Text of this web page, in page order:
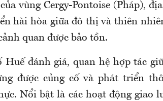
vùng Cergy-Pontoise (Pháp),
hài hòa giữa đô thị và thiên
quan được bảo tồn.
Huế đánh giá, quan hệ hợp tác
được củng cố và phát triển
Nổi bật là các hoạt động giao